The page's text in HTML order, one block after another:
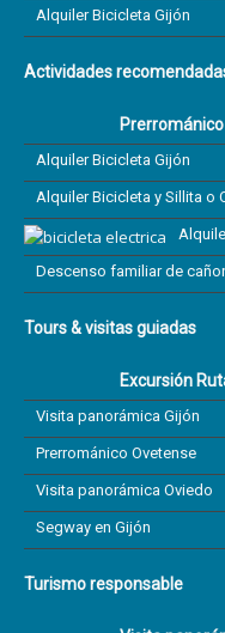
Alquiler Bicicleta Gijón
Actividades
Alquiler Bicicleta Gijón
Alquiler Bicicleta y Sillita o
Descenso familiar de
Tours & visitas guiadas
Excursión
Visita panorámica Gijón
Prerrománico Ovetense
Visita panorámica Oviedo
Segway en Gijón
Turismo responsable